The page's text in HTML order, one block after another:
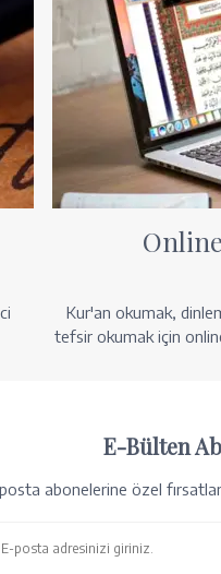
Kur'an okumak,
tefsir okumak için
E-Bülten
abonelerine özel